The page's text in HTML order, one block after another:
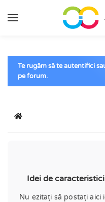
Sari la conținutul
Te rugăm să te autentifici
pe forum.
Acasă
Idei de
Nu ezitați să postați